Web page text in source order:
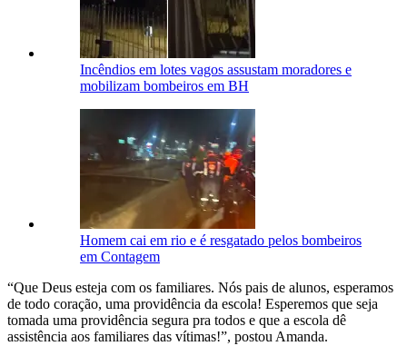
Incêndios em lotes vagos assustam moradores e
mobilizam bombeiros em BH
Homem cai em rio e é resgatado pelos bombeiros
em Contagem
“Que Deus esteja com os familiares. Nós pais de alunos, esperamos
de todo coração, uma providência da escola! Esperemos que seja
tomada uma providência segura pra todos e que a escola dê
assistência aos familiares das vítimas!”, postou Amanda.